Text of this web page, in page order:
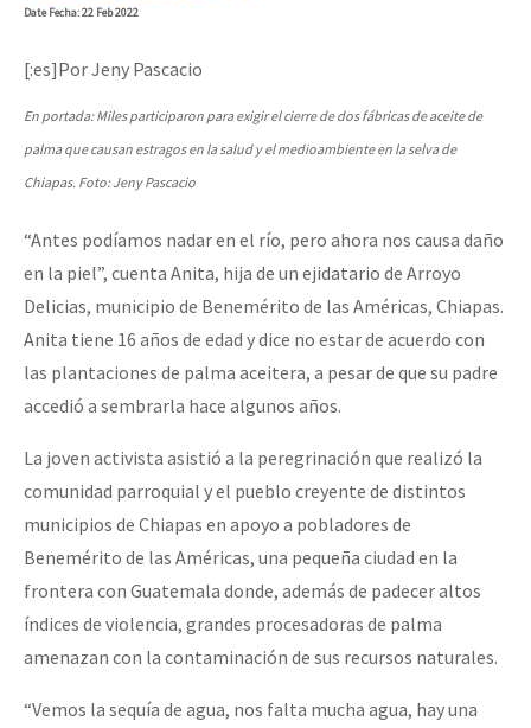
DateFecha: 22 Feb 2022
[:es]Por Jeny Pascacio
En portada: Miles participaron para exigir el cierre de dos fábricas de aceite de
palma que causan estragos en la salud y el medioambiente en la selva de
Chiapas. Foto: Jeny Pascacio
“Antes podíamos nadar en el río, pero ahora nos causa daño
en la piel”, cuenta Anita, hija de un ejidatario de Arroyo
Delicias, municipio de Benemérito de las Américas, Chiapas.
Anita tiene 16 años de edad y dice no estar de acuerdo con
las plantaciones de palma aceitera, a pesar de que su padre
accedió a sembrarla hace algunos años.
La joven activista asistió a la peregrinación que realizó la
comunidad parroquial y el pueblo creyente de distintos
municipios de Chiapas en apoyo a pobladores de
Benemérito de las Américas, una pequeña ciudad en la
frontera con Guatemala donde, además de padecer altos
índices de violencia, grandes procesadoras de palma
amenazan con la contaminación de sus recursos naturales.
“Vemos la sequía de agua, nos falta mucha agua, hay una